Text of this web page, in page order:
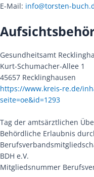
E-Mail: info@torsten-
Gesundheitsamt
Kurt-Schumacher-Allee 1
45657 Recklinghausen
https://www.kreis-re.de/
seite=oe&id=1293
Tag der amtsärztlichen
Behördliche Erlaubnis
BDH e.V.
Mitgliedsnummer